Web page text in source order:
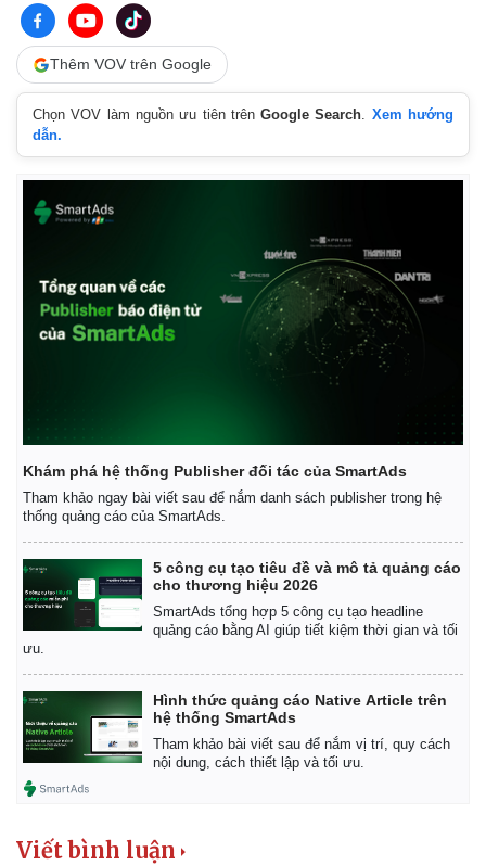
Kinh tế
Khởi nghiệp
Thêm VOV trên Google
Chọn VOV làm nguồn ưu tiên trênGoogle Search. Xem hướng
dẫn.
Khám phá hệ thống Publisher đối tác của SmartAds
Tham khảo ngay bài viết sau để nắm danh sách publisher trong hệ
thống quảng cáo của SmartAds.
5 công cụ tạo tiêu đề và mô tả quảng cáo
cho thương hiệu 2026
SmartAds tổng hợp 5 công cụ tạo headline
quảng cáo bằng AI giúp tiết kiệm thời gian và tối
ưu.
Hình thức quảng cáo Native Article trên
hệ thống SmartAds
Tham khảo bài viết sau để nắm vị trí, quy cách
nội dung, cách thiết lập và tối ưu.
Viết bình luận